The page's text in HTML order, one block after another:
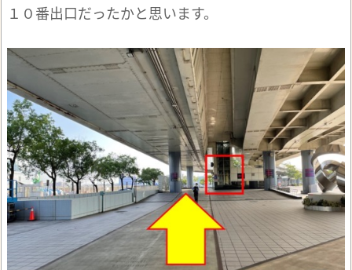
１０番出口だったかと思います。